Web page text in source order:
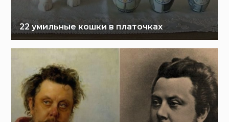
22 умильные кошки в платочках